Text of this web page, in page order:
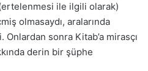
ile ilgili olarak)
olmasaydı, aralarında
sonra Kitab’a mirasçı
derin bir şüphe